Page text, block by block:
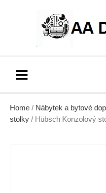
Home / Nábytek a bytové
stolky / Hübsch Konzolový